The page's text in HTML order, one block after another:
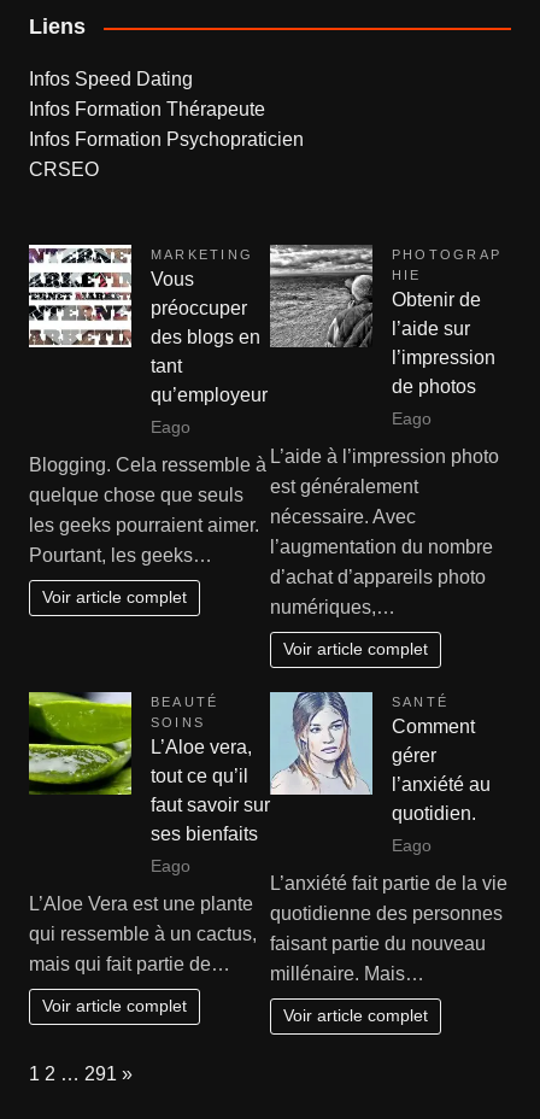
Liens
Infos Speed Dating
Infos Formation Thérapeute
Infos Formation Psychopraticien
CRSEO
MARKETING
Vous
préoccuper
des blogs en
tant
qu’employeur
Eago
Blogging. Cela ressemble à
quelque chose que seuls
les geeks pourraient aimer.
Pourtant, les geeks…
Voir article complet
PHOTOGRAP
HIE
Obtenir de
l’aide sur
l’impression
de photos
Eago
L’aide à l’impression photo
est généralement
nécessaire. Avec
l’augmentation du nombre
d’achat d’appareils photo
numériques,…
Voir article complet
BEAUTÉ
SOINS
L’Aloe vera,
tout ce qu’il
faut savoir sur
ses bienfaits
Eago
L’Aloe Vera est une plante
qui ressemble à un cactus,
mais qui fait partie de…
Voir article complet
SANTÉ
Comment
gérer
l’anxiété au
quotidien.
Eago
L’anxiété fait partie de la vie
quotidienne des personnes
faisant partie du nouveau
millénaire. Mais…
Voir article complet
Page:
1 2 … 291 Next
»